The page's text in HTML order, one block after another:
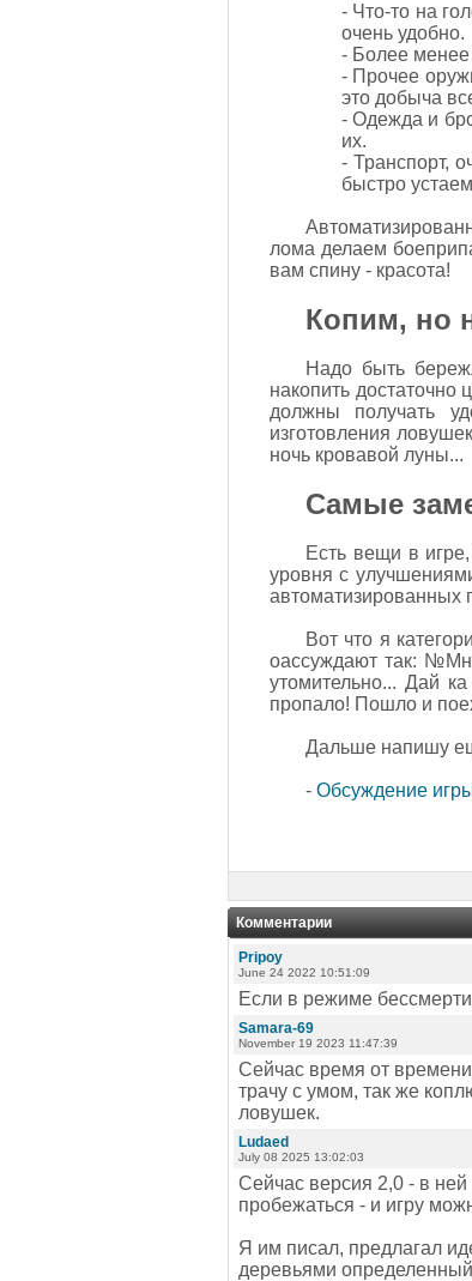
- Что-то на
очень удобно.
- Более менее
- Прочее
это добыча
- Одежда и
их.
- Транспорт,
быстро
лома делаем
вам спину - красота!
Копим, но
Надо быть
накопить
должны получать
изготовления
ночь кровавой луны...
Самые
Есть вещи в
уровня с
автоматизированных
Вот что я
оассуждают так:
утомительно... Дай
пропало! Пошло и
Дальше напишу
- Обсуждение
Комментарии
Pripoy
June 24 2022 10:51:09
Если в режиме
Samara-69
November 19 2023 11:47:39
Сейчас время от
трачу с умом, так же
ловушек.
Ludaed
July 08 2025 13:02:03
Сейчас версия 2,0 - в
пробежаться - и игру
Я им писал, предлагал
деревьями